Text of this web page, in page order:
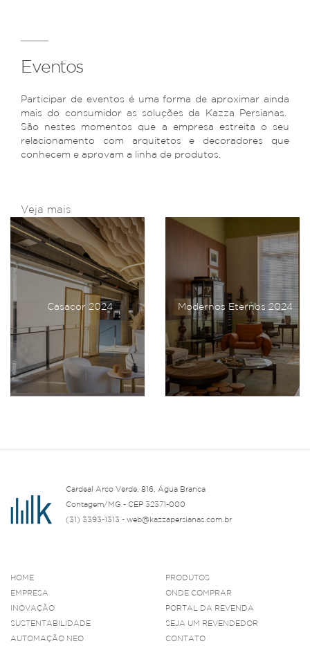
Eventos
Participar de eventos é uma forma de aproximar ainda
mais do consumidor as soluções da Kazza Persianas.
São nestes momentos que a empresa estreita o seu
relacionamento com arquitetos e decoradores que
conhecem e aprovam a linha de produtos.
Veja mais
Casacor 2024 Modernos Eternos 2024
Cardeal Arco Verde, 816, Água Branca
Contagem/MG - CEP 32371-000
(31) 3393-1313 - web@kazzapersianas.com.br
HOME
EMPRESA
INOVAÇÃO
SUSTENTABILIDADE
AUTOMAÇÃO NEO
PRODUTOS
ONDE COMPRAR
PORTAL DA REVENDA
SEJA UM REVENDEDOR
CONTATO